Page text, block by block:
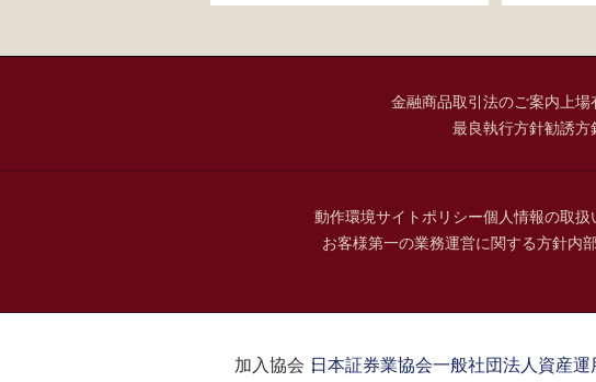
金融商品取引法のご案内 上
最良執行方針勧誘方
動作環境サイトポリシー個人情報の取扱
お客様第一の業務運営に関する方針内
加入協会：日本証券業協会一般社団法人資産運